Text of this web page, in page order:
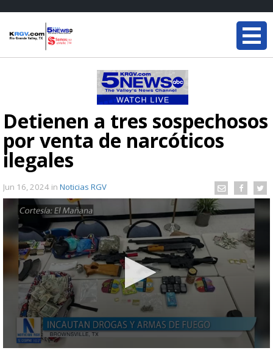
Detienen a tres sospechosos
por venta de narcóticos
ilegales
Jun 16, 2024 in Noticias RGV